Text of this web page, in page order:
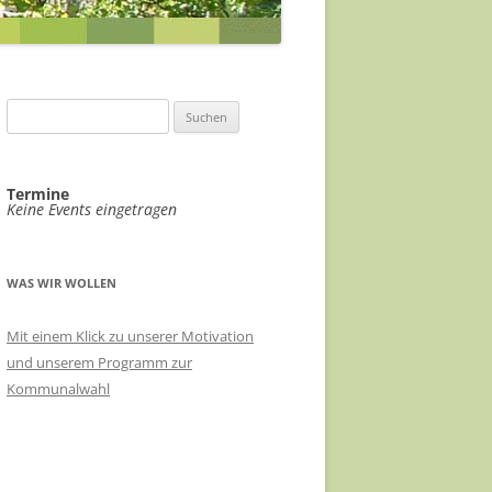
ABWASSERKONZEPT
FÖRDERGERSDORF
SACHKUNDIGE FÜR KLIMASCHUTZ
GEBIET STADTMITTE
THARANDT
MEHR TRANSPARENZ
STADTRATSSITZUNGEN IM
ERBGERICHT
ABWASSER FÖRDERGERSDORF
RADVERKEHRSKONZEPT
nach:
Termine
Keine Events eingetragen
WAS WIR WOLLEN
Mit einem Klick zu unserer Motivation
und unserem Programm zur
Kommunalwahl